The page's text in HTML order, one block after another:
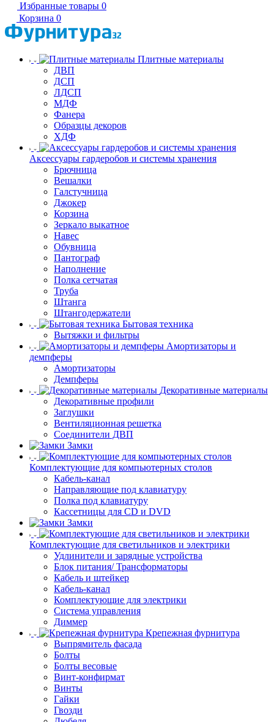
Избранные товары 0
Корзина 0
Плитные материалы
ДВП
ДСП
ЛДСП
МДФ
Фанера
Образцы декоров
ХДФ
Аксессуары гардеробов и системы хранения
Брючница
Вешалки
Галстучница
Джокер
Корзина
Зеркало выкатное
Навес
Обувница
Пантограф
Наполнение
Полка сетчатая
Труба
Штанга
Штангодержатели
Бытовая техника
Вытяжки и фильтры
Амортизаторы и
демпферы
Амортизаторы
Демпферы
Декоративные материалы
Декоративные профили
Заглушки
Вентиляционная решетка
Соединители ДВП
Замки
Комплектующие для компьютерных столов
Кабель-канал
Направляющие под клавиатуру
Полка под клавиатуру
Кассетницы для CD и DVD
Замки
Комплектующие для светильников и электрики
Удлинители и зарядные устройства
Блок питания/ Трансформаторы
Кабель и штейкер
Кабель-канал
Комплектующие для электрики
Система управления
Диммер
Крепежная фурнитура
Выпрямитель фасада
Болты
Болты весовые
Винт-конфирмат
Винты
Гайки
Гвозди